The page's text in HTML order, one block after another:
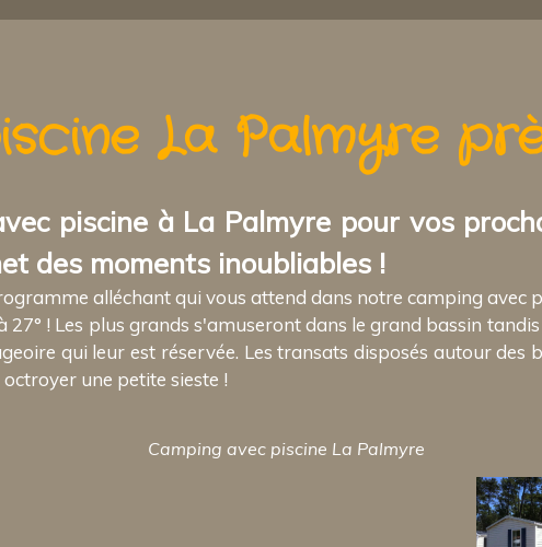
La Palmyre
piscine à La Palmyre pour vos
des moments inoubliables !
alléchant qui vous attend dans notre camping avec
27° ! Les plus grands s'amuseront dans le grand bassin
qui leur est réservée. Les transats disposés autour
une petite sieste !
Camping avec piscine La Palmyre